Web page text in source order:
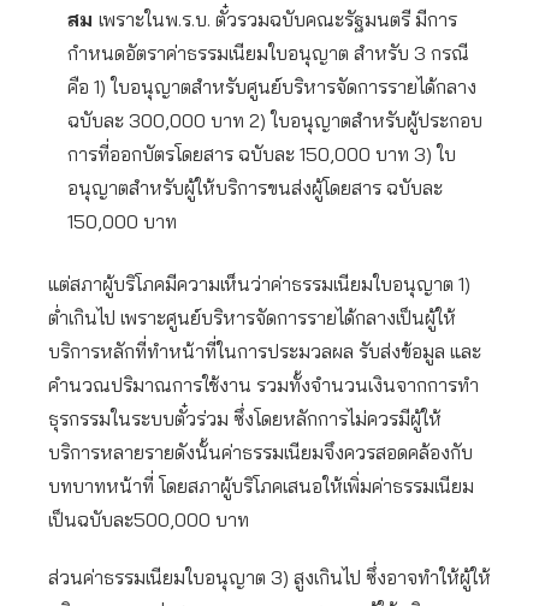
สม เพราะในพ.ร.บ. ตั๋วรวมฉบับคณะรัฐมนตรี มีการ
กำหนดอัตราค่าธรรมเนียมใบอนุญาต สำหรับ 3 กรณี
คือ 1) ใบอนุญาตสำหรับศูนย์บริหารจัดการรายได้กลาง
ฉบับละ 300,000 บาท 2) ใบอนุญาตสำหรับผู้ประกอบ
การที่ออกบัตรโดยสาร ฉบับละ 150,000 บาท 3) ใบ
อนุญาตสำหรับผู้ให้บริการขนส่งผู้โดยสาร ฉบับละ
150,000 บาท
แต่สภาผู้บริโภคมีความเห็นว่าค่าธรรมเนียมใบอนุญาต 1)
ต่ำเกินไป เพราะศูนย์บริหารจัดการรายได้กลางเป็นผู้ให้
บริการหลักที่ทำหน้าที่ในการประมวลผล รับส่งข้อมูล และ
คำนวณปริมาณการใช้งาน รวมทั้งจำนวนเงินจากการทำ
ธุรกรรมในระบบตั๋วร่วม ซึ่งโดยหลักการไม่ควรมีผู้ให้
บริการหลายรายดังนั้นค่าธรรมเนียมจึงควรสอดคล้องกับ
บทบาทหน้าที่ โดยสภาผู้บริโภคเสนอให้เพิ่มค่าธรรมเนียม
เป็นฉบับละ500,000 บาท
ส่วนค่าธรรมเนียมใบอนุญาต 3) สูงเกินไป ซึ่งอาจทำให้ผู้ให้